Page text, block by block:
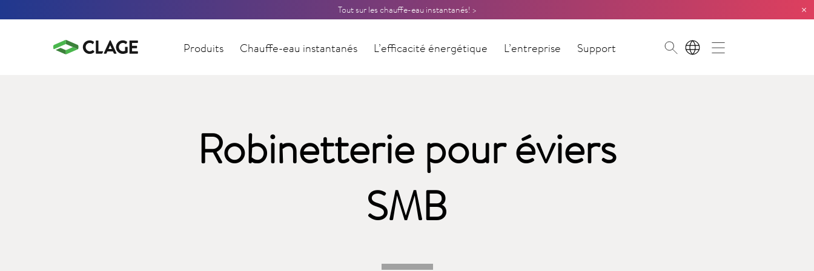
Tout sur les chauffe-eau instantanés! > ×
Produits Chauffe-eau instantanés L’efficacité énergétique L’entreprise Support FR
Robinetterie pour éviers
SMB